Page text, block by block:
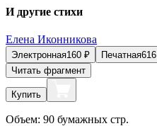
И другие стихи
Елена Иконникова
Электронная160 ₽ Печатная616
Читать фрагмент
Купить
Объем: 90 бумажных стр.